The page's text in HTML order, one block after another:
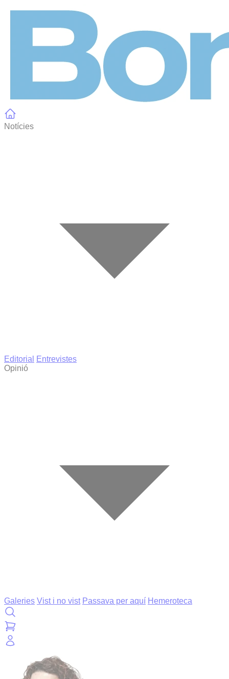
Notícies
Editorial
Entrevistes
Opinió
Galeries Vist i no vist Passava per aquí Hemeroteca